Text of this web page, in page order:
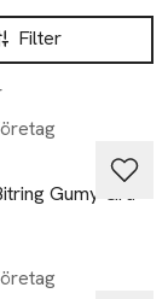
Filter
Gumy Grå